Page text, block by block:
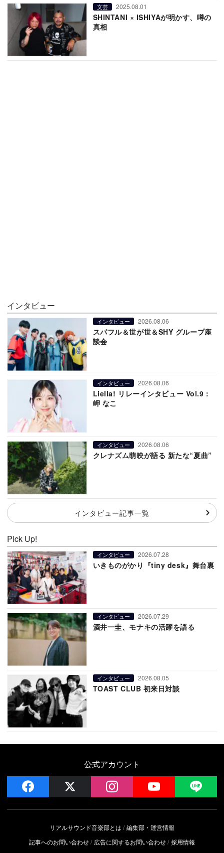
文芸 2025.08.01
SHINTANI × ISHIYAが明かす、噂の
真相
インタビュー
インタビュー 2026.08.06
スパフル＆世が世＆SHY グループ座
談会
インタビュー 2026.08.06
Liella! リレーインタビュー Vol.9：
岬 なこ
インタビュー 2026.08.06
クレナズム萌映が語る 新たな“夏曲”
インタビュー記事一覧
Pick Up!
インタビュー 2026.07.28
いきものがかり『tiny desk』舞台裏
インタビュー 2026.07.29
酒井一圭、モナキの活躍を語る
インタビュー 2026.08.05
TOAST CLUB 初来日対談
公式アカウント
facebook instagram YouTube
リアルサウンド音楽部とは
編集部・運営情報
記事へのお問い合わせ
広告に関するお問い合わせ 採用情報